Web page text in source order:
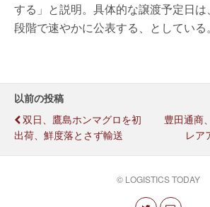
する」と説明。具体的な譲渡予定日
段階で速やかに公表する、としている。
以前の投稿
双日、鷹島ホンマグロを初
出荷、鮮度落とさず輸送
豊田通商
レア
© LOGISTICS TODAY